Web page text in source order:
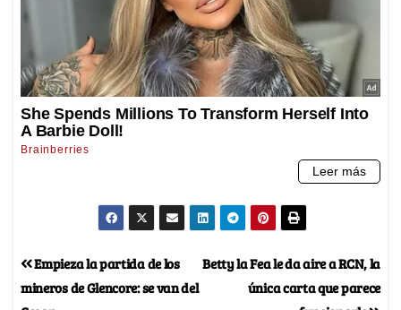
Betty la Fea le da aire a RCN, la
única carta que parece
Empieza la partida de los
mineros de Glencore: se van del